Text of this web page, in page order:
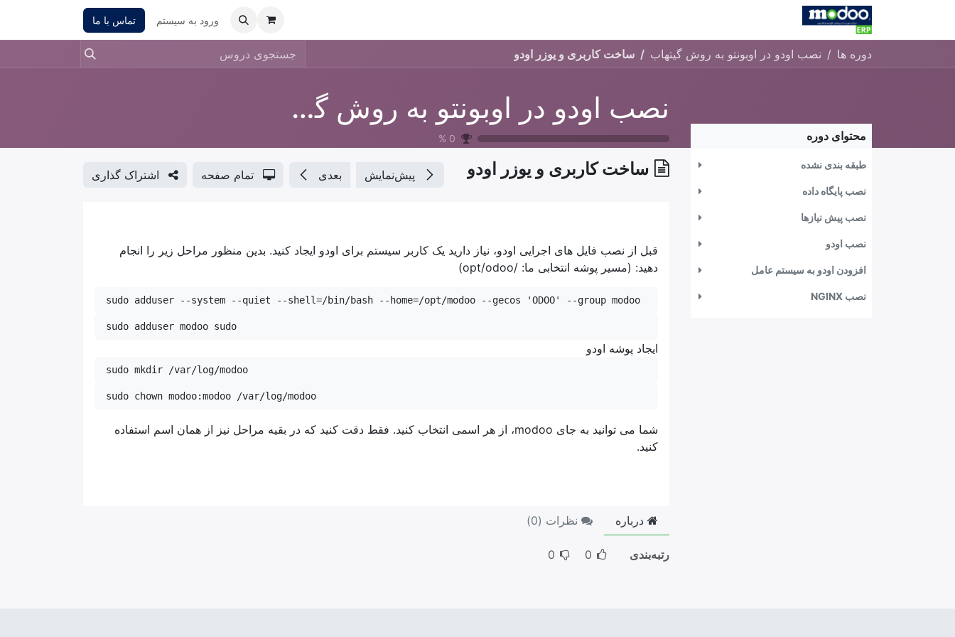
Skip to Content
ورود به سیستم تماس با ما
دوره ها نصب اودو در اوبونتو به روش گیتهاب ساخت کاربری و یوزر اودو
نصب اودو در اوبونتو به روش گیتهاب
0
% محتوای دوره
طبقه بندی نشده
نصب پایگاه داده
نصب پیش نیازها
نصب اودو
افزودن اودو به سیستم عامل
نصب NGINX
ساخت کاربری و یوزر اودو پیش‌نمایش بعدی تمام صفحه اشتراک گذاری
قبل از نصب فایل های اجرایی اودو، نیاز دارید یک کاربر سیستم برای اودو ایجاد کنید. بدین منظور مراحل زیر را انجام
دهید: (مسیر پوشه انتخابی ما: /opt/odoo)
sudo adduser --system --quiet --shell=/bin/bash --home=/opt/modoo --gecos 'ODOO' --group modoo
sudo adduser modoo sudo
ایجاد پوشه اودو
sudo mkdir /var/log/modoo
sudo chown modoo:modoo /var/log/modoo
شما می توانید به جای modoo، از هر اسمی انتخاب کنید. فقط دقت کنید که در بقیه مراحل نیز از همان اسم استفاده
کنید.
درباره نظرات (0
)
رتبه‌بندی 0
0